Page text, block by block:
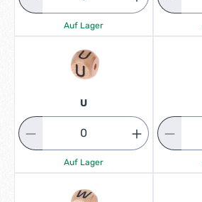
Auf Lager
U
Auf Lager